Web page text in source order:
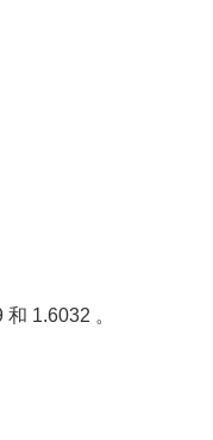
1.6032 。